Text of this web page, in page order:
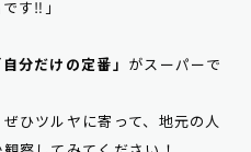
です‼」
自分だけの定番」 がスーパーで
ひツルヤに寄って、地元の人